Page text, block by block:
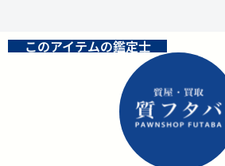
このアイテムの鑑定士